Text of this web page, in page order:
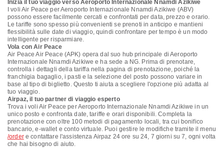
Inizia il tuo viaggio verso Aeroporto Internazionale Nnamdi Azikiwe
I voli Air Peace per Aeroporto Internazionale Nnamdi Azikiwe (ABV)
possono essere facilmente cercati e confrontati per data, prezzo e orario.
Le tariffe sono spesso più convenienti se prenoti in anticipo e mantieni
flessibilità sulle date di viaggio, quindi confrontare per tempo è un modo
intelligente per risparmiare.
Vola con Air Peace
Air Peace Air Peace (APK) opera dal suo hub principale di Aeroporto
Internazionale Nnamdi Azikiwe e ha sede a NG. Prima di prenotare,
controlla i dettagli della tariffa nella pagina di prenotazione, poiché la
franchigia bagaglio, i pasti e la selezione del posto possono variare in
base al tipo di biglietto. Questo ti aiuta a scegliere l'opzione più adatta al
tuo viaggio.
Airpaz, il tuo partner di viaggio esperto
Trova i voli Air Peace per Aeroporto Internazionale Nnamdi Azikiwe in un
unico posto e confronta date, tariffe e orari disponibili. Completa la
prenotazione con oltre 100 metodi di pagamento locali, tra cui bonifico
bancario, e-wallet e conto virtuale. Puoi gestire le modifiche tramite il menu
/ordere contattare l'assistenza Airpaz 24 ore su 24, 7 giorni su 7, ogni volta
che hai bisogno di aiuto.